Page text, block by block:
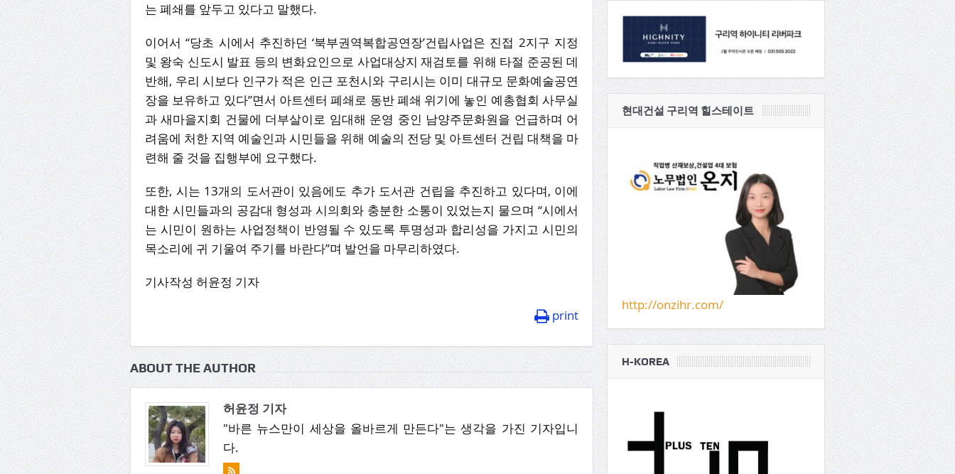
는 폐쇄를 앞두고 있다고 말했다.
이어서 “당초 시에서 추진하던 ‘북부권역복합공연장’건립사업은 진접 2지구 지정
및 왕숙 신도시 발표 등의 변화요인으로 사업대상지 재검토를 위해 타절 준공된 데
반해, 우리 시보다 인구가 적은 인근 포천시와 구리시는 이미 대규모 문화예술공연
장을 보유하고 있다”면서 아트센터 폐쇄로 동반 폐쇄 위기에 놓인 예총협회 사무실
과 새마을지회 건물에 더부살이로 임대해 운영 중인 남양주문화원을 언급하며 어
려움에 처한 지역 예술인과 시민들을 위해 예술의 전당 및 아트센터 건립 대책을 마
련해 줄 것을 집행부에 요구했다.
또한, 시는 13개의 도서관이 있음에도 추가 도서관 건립을 추진하고 있다며, 이에
대한 시민들과의 공감대 형성과 시의회와 충분한 소통이 있었는지 물으며 “시에서
는 시민이 원하는 사업정책이 반영될 수 있도록 투명성과 합리성을 가지고 시민의
목소리에 귀 기울여 주기를 바란다”며 발언을 마무리하였다.
기사작성 허윤정 기자
print
ABOUT THE AUTHOR
허윤정 기자
"바른 뉴스만이 세상을 올바르게 만든다"는 생각을 가진 기자입니
다.
현대건설 구리역 힐스테이트
http://onzihr.com/
H-KOREA